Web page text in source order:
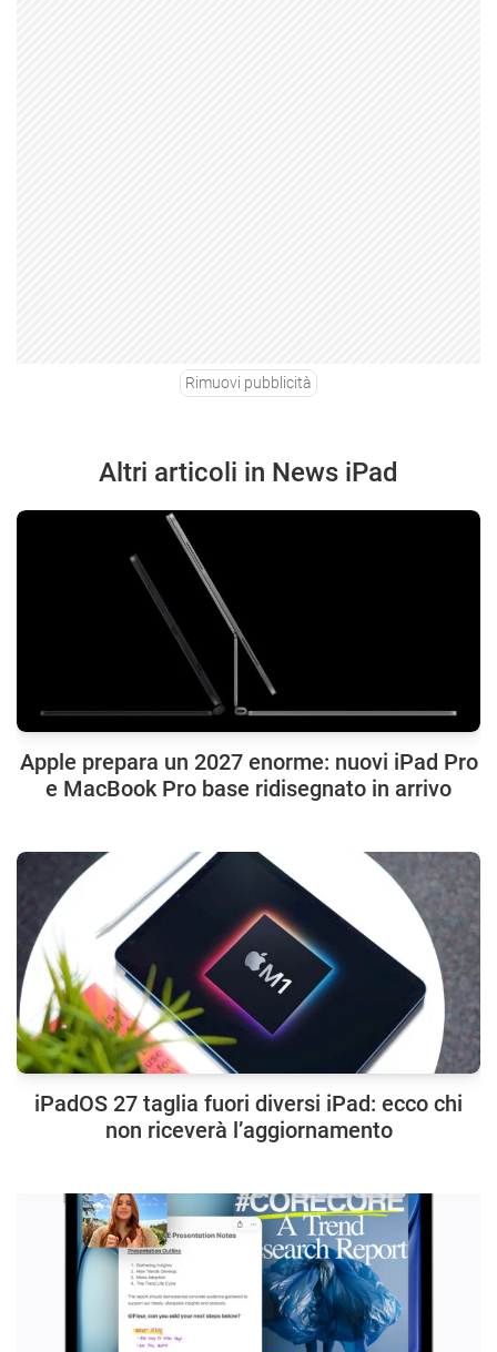
Rimuovi pubblicità
Altri articoli in News iPad
Apple prepara un 2027 enorme: nuovi iPad Pro
e MacBook Pro base ridisegnato in arrivo
iPadOS 27 taglia fuori diversi iPad: ecco chi
non riceverà l’aggiornamento